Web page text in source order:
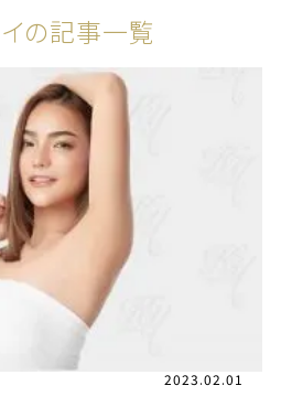
イの記事一覧
2023.02.01